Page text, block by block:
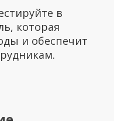
в
которая
и обеспечит